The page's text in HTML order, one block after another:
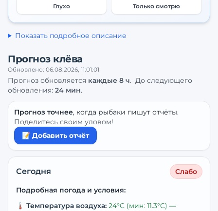
Глухо Только смотрю
Показать подробное описание
Прогноз клёва
Обновлено: 06.08.2026, 11:01:01
Прогноз обновляется каждые 8 ч. До следующего
обновления: 24 мин.
Прогноз точнее, когда рыбаки пишут отчёты.
Поделитесь своим уловом!
📝 Добавить отчёт
Сегодня Слабо
Подробная погода и условия:
🌡️ Температура воздуха: 24°C (мин: 11.3°C) —